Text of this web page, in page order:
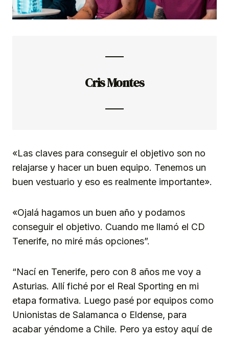
Cris Montes
«Las claves para conseguir el objetivo son no
relajarse y hacer un buen equipo. Tenemos un
buen vestuario y eso es realmente importante».
«Ojalá hagamos un buen año y podamos
conseguir el objetivo. Cuando me llamó el CD
Tenerife, no miré más opciones”.
“Nací en Tenerife, pero con 8 años me voy a
Asturias. Allí fiché por el Real Sporting en mi
etapa formativa. Luego pasé por equipos como
Unionistas de Salamanca o Eldense, para
acabar yéndome a Chile. Pero ya estoy aquí de